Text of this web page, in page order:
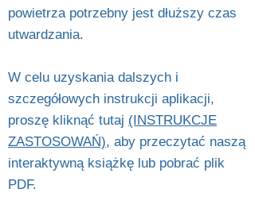
powietrza potrzebny jest dłuższy czas
utwardzania.
W celu uzyskania dalszych i
szczegółowych instrukcji aplikacji,
proszę kliknąć tutaj (INSTRUKCJE
ZASTOSOWAŃ), aby przeczytać naszą
interaktywną książkę lub pobrać plik
PDF.